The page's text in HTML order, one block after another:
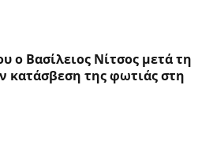
ο Βασίλειος Νίτσος μετά τη
κατάσβεση της φωτιάς στη